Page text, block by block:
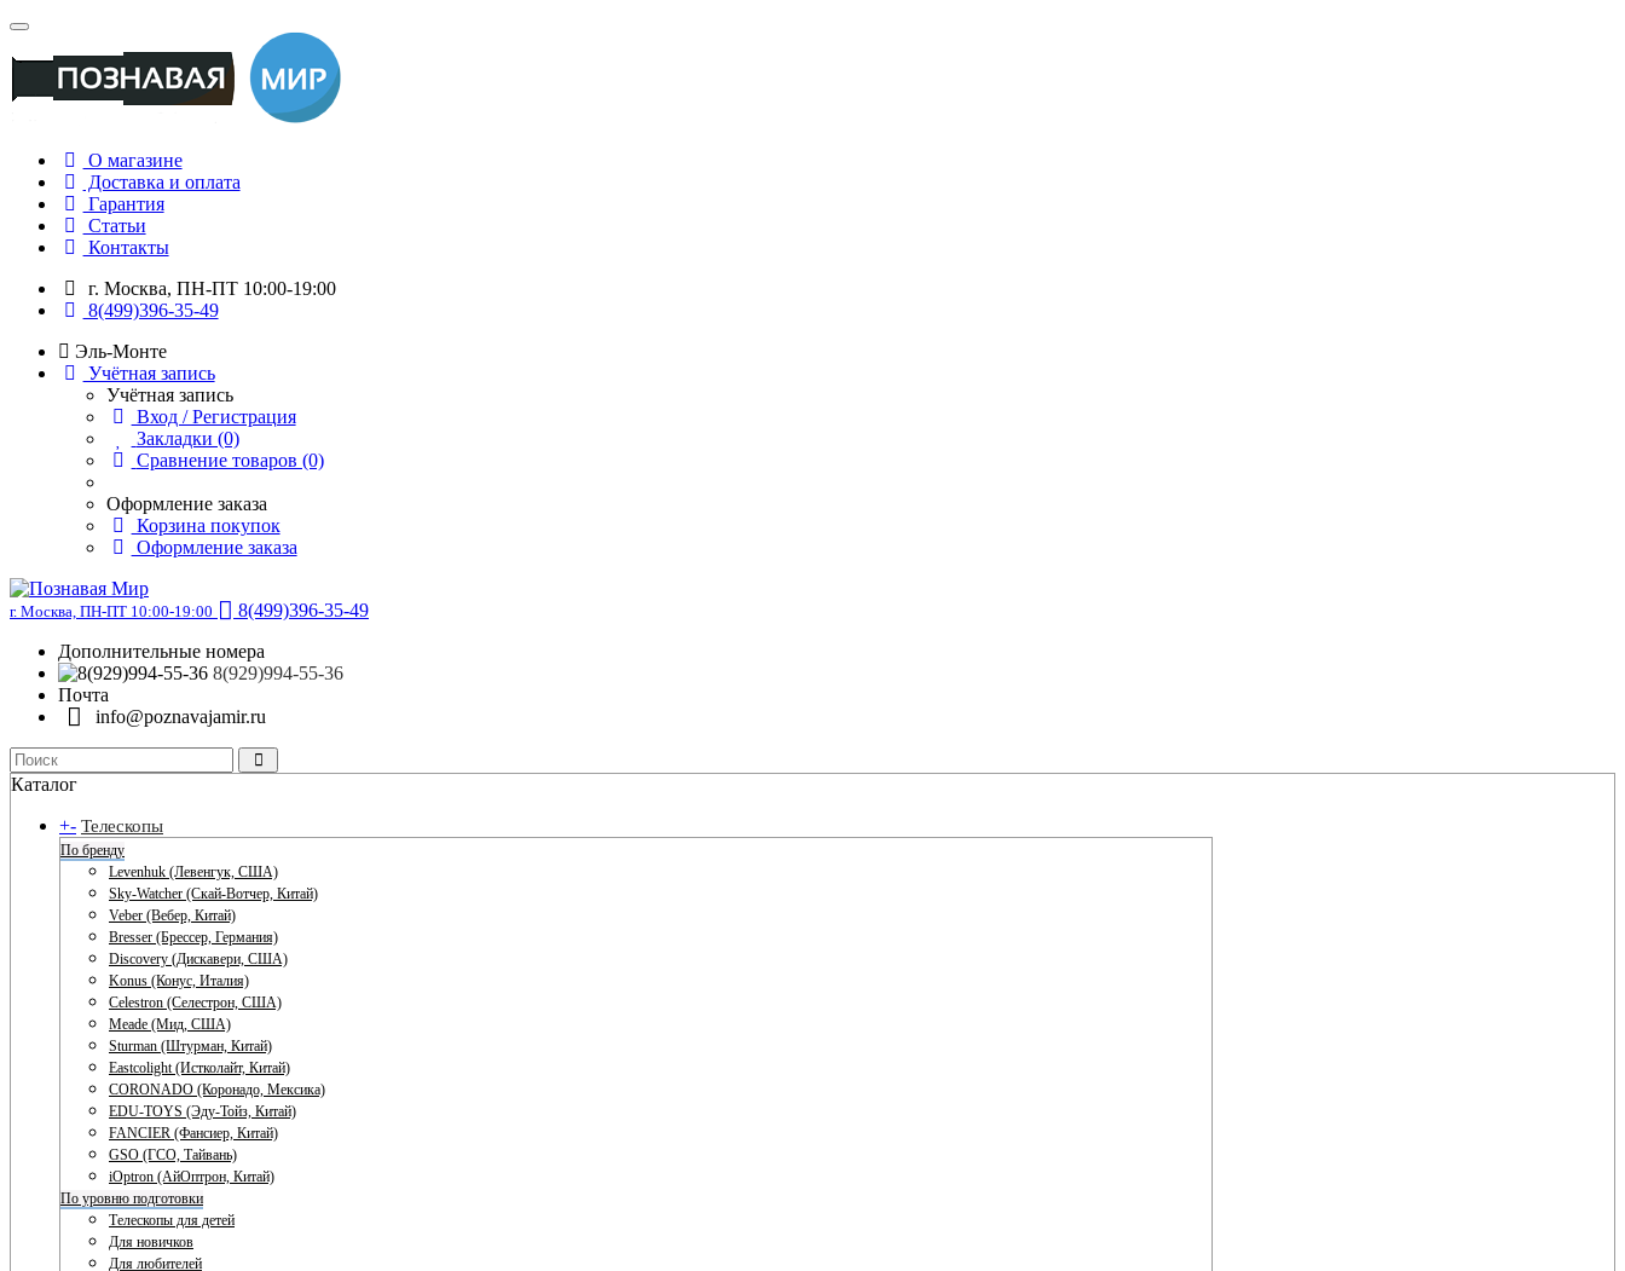
О магазине
Доставка и оплата
Гарантия
Статьи
Контакты
г. Москва, ПН-ПТ 10:00-19:00
8(499)396-35-49
Эль-Монте
Учётная запись
Учётная запись
Вход / Регистрация
Закладки (0)
Сравнение товаров (0)
Оформление заказа
Корзина покупок
Оформление заказа
г. Москва, ПН-ПТ 10:00-19:00
8(499)396-35-49
Дополнительные номера
8(929)994-55-36
Почта
info@poznavajamir.ru
Каталог
+- Телескопы
По бренду
Levenhuk (Левенгук, США)
Sky-Watcher (Скай-Вотчер, Китай)
Veber (Вебер, Китай)
Bresser (Брессер, Германия)
Discovery (Дискавери, США)
Konus (Конус, Италия)
Celestron (Селестрон, США)
Meade (Мид, США)
Sturman (Штурман, Китай)
Eastcolight (Истколайт, Китай)
CORONADO (Коронадо, Мексика)
EDU-TOYS (Эду-Тойз, Китай)
FANCIER (Фансиер, Китай)
GSO (ГСО, Тайвань)
iOptron (АйОптрон, Китай)
По уровню подготовки
Телескопы для детей
Для новичков
Для любителей